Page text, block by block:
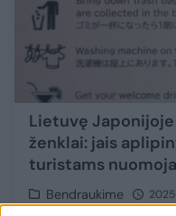
Lietuvę
ženklai: jais
turistams
Bendraukime